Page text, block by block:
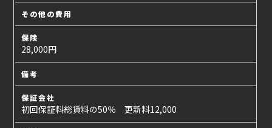
その他の費用
保険
28,000円
備考
保証会社
初回保証料総賃料の50％ 更新料12,000